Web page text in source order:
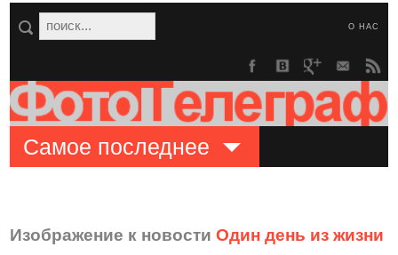
О НАС
Самое последнее
Изображение к новостиОдин день из жизни